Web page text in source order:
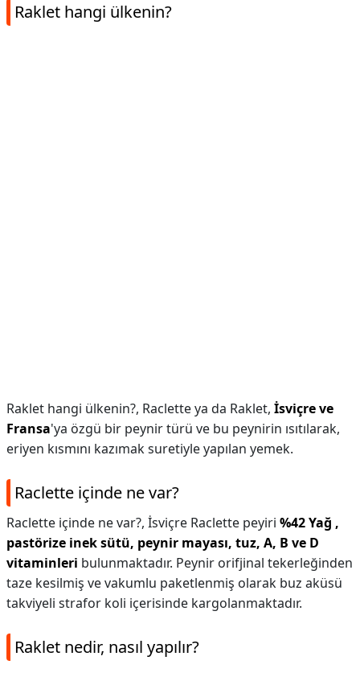
Raklet hangi ülkenin?
Raklet hangi ülkenin?, Raclette ya da Raklet, İsviçre ve
Fransa'ya özgü bir peynir türü ve bu peynirin ısıtılarak,
eriyen kısmını kazımak suretiyle yapılan yemek.
Raclette içinde ne var?
Raclette içinde ne var?, İsviçre Raclette peyiri %42 Yağ ,
pastörize inek sütü, peynir mayası, tuz, A, B ve D
vitaminleri bulunmaktadır. Peynir orifjinal tekerleğinden
taze kesilmiş ve vakumlu paketlenmiş olarak buz aküsü
takviyeli strafor koli içerisinde kargolanmaktadır.
Raklet nedir, nasıl yapılır?